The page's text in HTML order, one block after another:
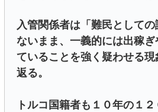
入管関係者は「難民として
ないまま、一義的には出稼
ていることを強く疑わせる現
返る。
トルコ国籍者も１０年の１